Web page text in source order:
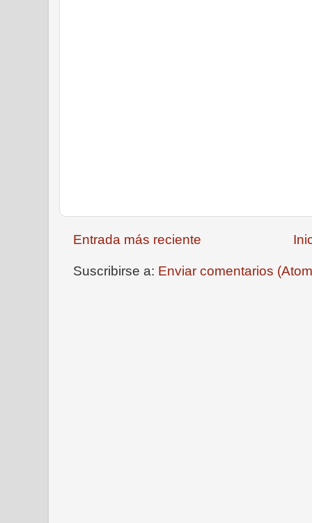
Entrada más reciente
Suscribirse a: Enviar comentarios